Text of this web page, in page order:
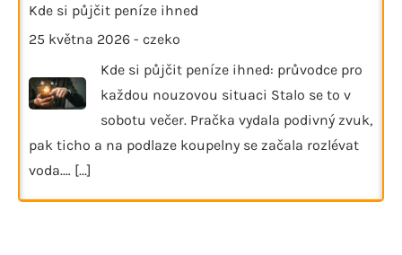
Kde si půjčit peníze ihned
25 května 2026 - czeko
Kde si půjčit peníze ihned: průvodce pro
každou nouzovou situaci Stalo se to v
sobotu večer. Pračka vydala podivný zvuk,
pak ticho a na podlaze koupelny se začala rozlévat
voda.… [...]